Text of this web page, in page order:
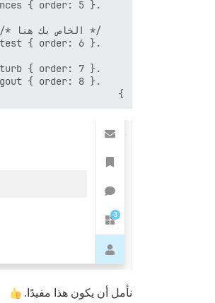
}
نأمل أن يكون هذا مفيدًا.